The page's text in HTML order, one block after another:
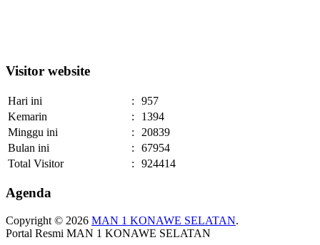
Visitor website
Hari ini :
957
Kemarin
:
1394
Minggu ini
:
20839
Bulan ini
:
67954
Total Visitor
: 924414
Agenda
Copyright © 2026 MAN 1 KONAWE SELATAN.
Portal Resmi MAN 1 KONAWE SELATAN